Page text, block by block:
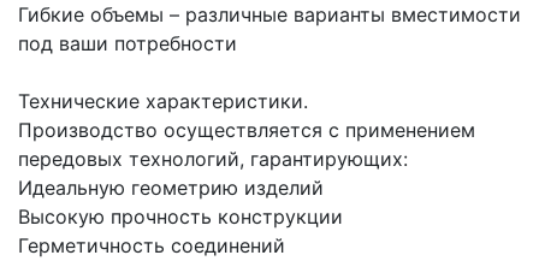
Гибкие объемы – различные варианты вместимости
под ваши потребности
Технические характеристики.
Производство осуществляется с применением
передовых технологий, гарантирующих:
Идеальную геометрию изделий
Высокую прочность конструкции
Герметичность соединений